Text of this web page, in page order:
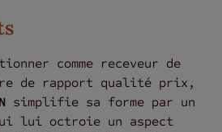
comme receveur de
de rapport qualité prix,
simplifie sa forme par un
lui octroie un aspect